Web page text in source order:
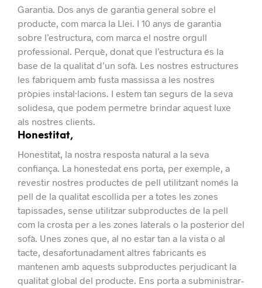
Garantia. Dos anys de garantia general sobre el
producte, com marca la Llei. I 10 anys de garantia
sobre l’estructura, com marca el nostre orgull
professional. Perquè, donat que l’estructura és la
base de la qualitat d’un sofà. Les nostres estructures
les fabriquem amb fusta massissa a les nostres
pròpies instal·lacions. I estem tan segurs de la seva
solidesa, que podem permetre brindar aquest luxe
als nostres clients.
Honestitat,
Honestitat, la nostra resposta natural a la seva
confiança. La honestedat ens porta, per exemple, a
revestir nostres productes de pell utilitzant només la
pell de la qualitat escollida per a totes les zones
tapissades, sense utilitzar subproductes de la pell
com la crosta per a les zones laterals o la posterior del
sofà. Unes zones que, al no estar tan a la vista o al
tacte, desafortunadament altres fabricants es
mantenen amb aquests subproductes perjudicant la
qualitat global del producte. Ens porta a subministrar-